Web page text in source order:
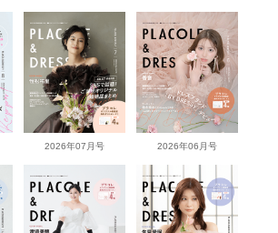
2026年07月号 2026年06月号